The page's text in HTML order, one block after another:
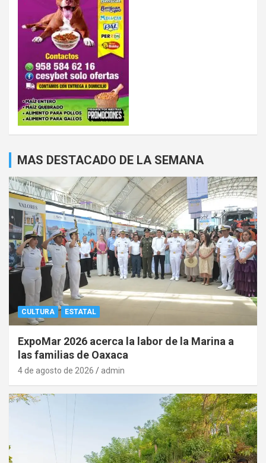
MAS DESTACADO DE LA SEMANA
CULTURA ESTATAL
ExpoMar 2026 acerca la labor de la Marina a
las familias de Oaxaca
4 de agosto de 2026 admin